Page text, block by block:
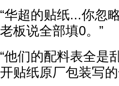
“华超的贴纸...你忽
老板说全部填0。”
“他们的配料表全是
开贴纸原厂包装写